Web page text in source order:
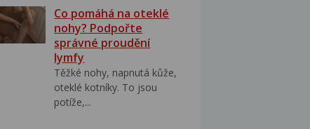
Co pomáhá na oteklé
nohy? Podpořte
správné proudění
lymfy
Těžké nohy, napnutá kůže,
oteklé kotníky. To jsou
potíže,...